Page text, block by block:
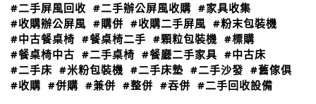
#二手屏風回收 #二手辦公屏風收購 #家具收集
#收購辦公屏風 #購併 #收購二手屏風 #粉末包裝機
#中古餐桌椅 #餐桌椅二手 #顆粒包裝機 #標購
#餐桌椅中古 #二手桌椅 #餐廳二手家具 #中古床
#二手床 #米粉包裝機 #二手床墊 #二手沙發 #舊傢俱
#收購 #併購 #兼併 #整併 #吞併 #二手回收設備